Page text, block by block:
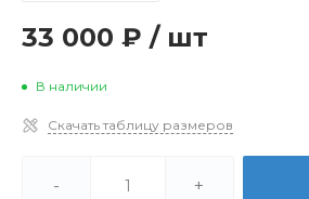
33 000 ₽ / шт
В наличии
Скачать таблицу размеров
- +